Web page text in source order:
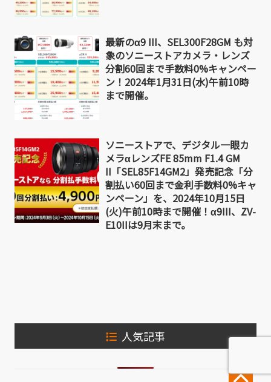
最新のα9 III、SEL300F28GM も対
象のソニーストアカメラ・レンズ
分割60回まで手数料0%キャンペー
ン！2024年1月31日(水)午前10時
まで開催。
ソニーストアで、デジタル一眼カ
メラαレンズFE 85mm F1.4 GM
II「SEL85F14GM2」発売記念「分
割払い60回まで金利手数料0%キャ
ンペーン」を、2024年10月15日
(火)午前10時まで開催！α9III、ZV-
E10IIは9月末まで。
人気記事